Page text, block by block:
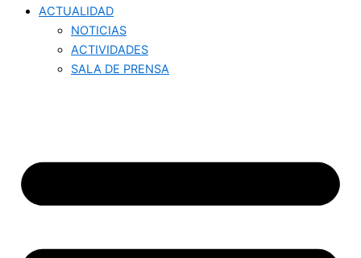
ACTUALIDAD
NOTICIAS
ACTIVIDADES
SALA DE PRENSA